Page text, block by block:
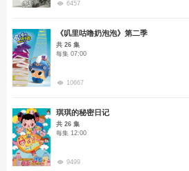
6457
《叽里咕噜奶泡泡》第二季
共 26 集
每集 07:00
10667
琪琪的秘密日记
共 26 集
每集 12:00
9499